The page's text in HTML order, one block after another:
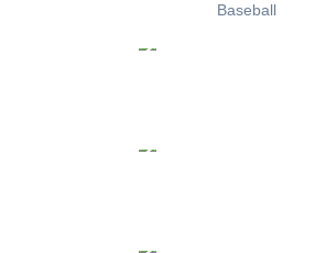
Baseball